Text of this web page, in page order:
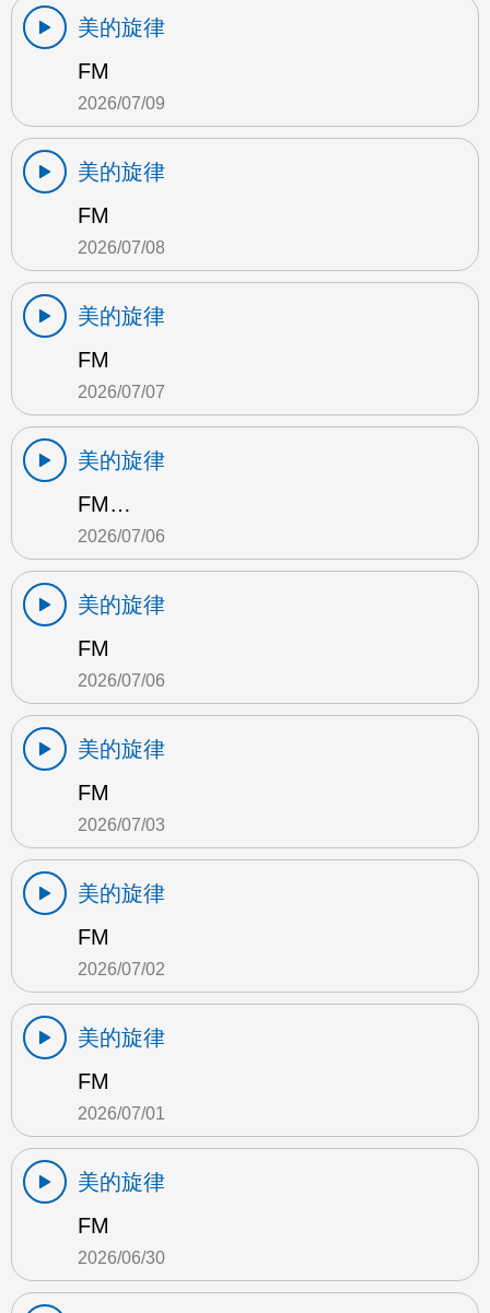
美的旋律
FM
2026/07/09
美的旋律
FM
2026/07/08
美的旋律
FM
2026/07/07
美的旋律
FM…
2026/07/06
美的旋律
FM
2026/07/06
美的旋律
FM
2026/07/03
美的旋律
FM
2026/07/02
美的旋律
FM
2026/07/01
美的旋律
FM
2026/06/30